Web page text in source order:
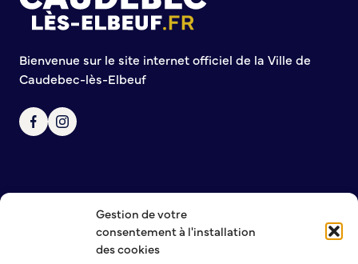
Gestion de votre
consentement à l'installation
des cookies
Bienvenue sur le site internet officiel de la Ville de
Caudebec-lès-Elbeuf
NOUS CONTACTER
MENTIONS LÉGALES
POLITIQUE DE CONFIDENTIALITÉ
Grands projets
Le Centre municipal
Les Cavées Est